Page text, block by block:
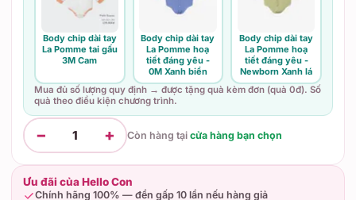
Body chip dài tay
La Pomme tai gấu
3M Cam
Body chip dài tay
La Pomme hoạ
tiết đáng yêu -
0M Xanh biển
Body chip dài tay
La Pomme hoạ
tiết đáng yêu -
Newborn Xanh lá
Mua đủ số lượng quy định → được tặng quà kèm đơn (quà 0đ). Số
quà theo điều kiện chương trình.
− 1 + Còn hàng tại cửa hàng bạn chọn
Ưu đãi của Hello Con
Chính hãng 100% — đền gấp 10 lần nếu hàng giả